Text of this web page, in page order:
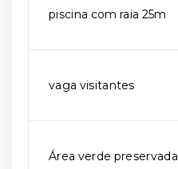
piscina com raia 25m
vaga visitantes
Área verde preservada